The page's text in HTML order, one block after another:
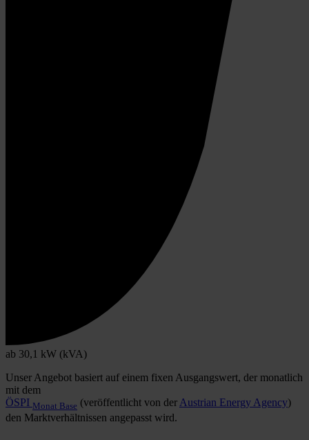
ab 30,1 kW (kVA)
Unser Angebot basiert auf einem fixen Ausgangswert, der monatlich
mit dem
ÖSPI Monat Base (veröffentlicht von der Austrian Energy Agency)
den Marktverhältnissen angepasst wird.